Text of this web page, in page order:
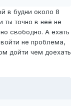
в будни около 8
ты точно в неё не
свободно. А ехать
не проблема,
дойти чем доехать